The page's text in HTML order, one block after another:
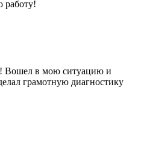
работу!
Вошел в мою ситуацию и
грамотную диагностику